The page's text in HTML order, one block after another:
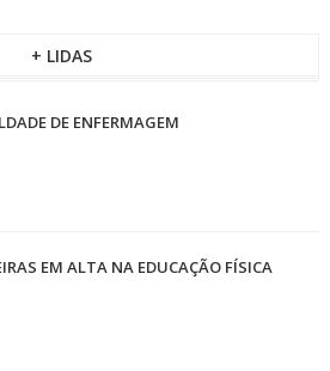
+ LIDAS
DE ENFERMAGEM
EM ALTA NA EDUCAÇÃO FÍSICA